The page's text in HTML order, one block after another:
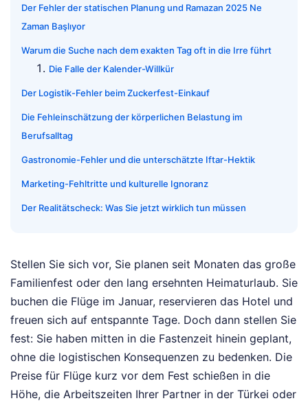
Der Fehler der statischen Planung und Ramazan 2025 Ne
Zaman Başlıyor
Warum die Suche nach dem exakten Tag oft in die Irre führt
Die Falle der Kalender-Willkür
Der Logistik-Fehler beim Zuckerfest-Einkauf
Die Fehleinschätzung der körperlichen Belastung im
Berufsalltag
Gastronomie-Fehler und die unterschätzte Iftar-Hektik
Marketing-Fehltritte und kulturelle Ignoranz
Der Realitätscheck: Was Sie jetzt wirklich tun müssen
Stellen Sie sich vor, Sie planen seit Monaten das große
Familienfest oder den lang ersehnten Heimaturlaub. Sie
buchen die Flüge im Januar, reservieren das Hotel und
freuen sich auf entspannte Tage. Doch dann stellen Sie
fest: Sie haben mitten in die Fastenzeit hinein geplant,
ohne die logistischen Konsequenzen zu bedenken. Die
Preise für Flüge kurz vor dem Fest schießen in die
Höhe, die Arbeitszeiten Ihrer Partner in der Türkei oder